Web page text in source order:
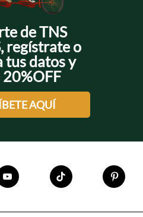
de TNS
regístrate o
tus datos y
AQUÍ